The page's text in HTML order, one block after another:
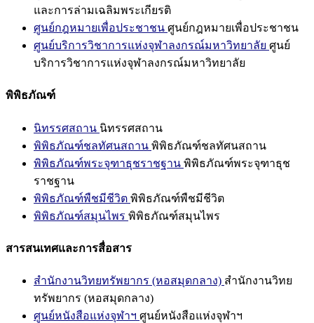
และการล่ามเฉลิมพระเกียรติ
ศูนย์กฎหมายเพื่อประชาชน ศูนย์กฎหมายเพื่อประชาชน
ศูนย์บริการวิชาการแห่งจุฬาลงกรณ์มหาวิทยาลัย ศูนย์
บริการวิชาการแห่งจุฬาลงกรณ์มหาวิทยาลัย
พิพิธภัณฑ์
นิทรรศสถาน นิทรรศสถาน
พิพิธภัณฑ์ชลทัศนสถาน พิพิธภัณฑ์ชลทัศนสถาน
พิพิธภัณฑ์พระจุฑาธุชราชฐาน พิพิธภัณฑ์พระจุฑาธุช
ราชฐาน
พิพิธภัณฑ์พืชมีชีวิต พิพิธภัณฑ์พืชมีชีวิต
พิพิธภัณฑ์สมุนไพร พิพิธภัณฑ์สมุนไพร
สารสนเทศและการสื่อสาร
สำนักงานวิทยทรัพยากร (หอสมุดกลาง) สำนักงานวิทย
ทรัพยากร (หอสมุดกลาง)
ศูนย์หนังสือแห่งจุฬาฯ ศูนย์หนังสือแห่งจุฬาฯ